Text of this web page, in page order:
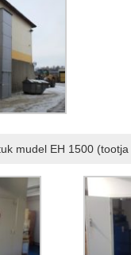
mudel EH 1500